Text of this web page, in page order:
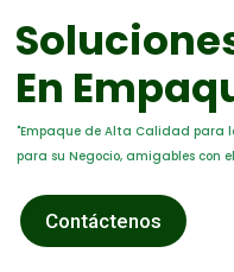
En
"Empaque de Alta Calidad para
para su Negocio, amigables con
Contáctenos